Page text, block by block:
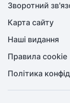
Зворотний
Карта сайту
Наші видання
Правила cookie
Політика